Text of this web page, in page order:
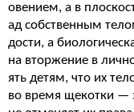
овением, а в
ад собственным
дости, а
на вторжение в
ять детям, что их
во время щекотки —